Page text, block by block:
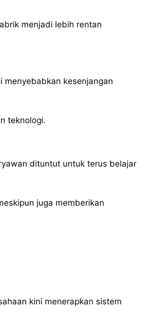
menjadi lebih rentan
menyebabkan kesenjangan
teknologi.
dituntut untuk terus belajar
juga memberikan
kini menerapkan sistem